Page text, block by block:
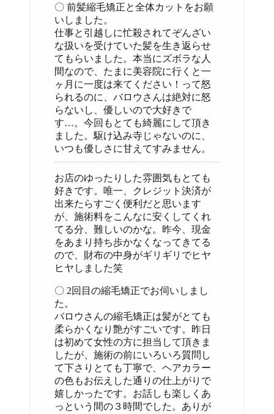
〇 前髪縮毛矯正と全体カットをお願
いしました。
仕事と引越しに忙殺されてぞんざい
な扱いを受けていた髪を生き返らせ
てもらいました。本当にズボラな人
間なので、たまに美容院に行くと一
ヶ月に一度は来てください！って怒
られるのに、バロウさんは絶対に怒
らないし、優しいので大好きで
す…。今回もとても綺麗にして頂き
ました。駆け込み寺じゃないのに、
いつも優しさに甘えてすみません。
お店のゆったりした雰囲気もとても
好きです。唯一、クレジット決済が
出来たらすごく便利だと思います
が、施術料をこんなに安くしてくれ
てる分、難しいのかな。昨今、現金
をあまり持ち歩かなくなってきてる
ので、財布の中身がギリギリでヒヤ
ヒヤしました笑
〇 2回目の縮毛矯正でお伺いしまし
た。
バロウさんの縮毛矯正は髪がとても
柔らかくなり艶がすごいです。昨日
は初めて女性の方に担当して頂きま
したが、施術の前にいろいろ質問し
て下さりとても丁寧で、ヘアカラー
の色もお伝えした通りの仕上がりで
嬉しかったです。お話しも楽しくあ
っという間の３時間でした。ありが